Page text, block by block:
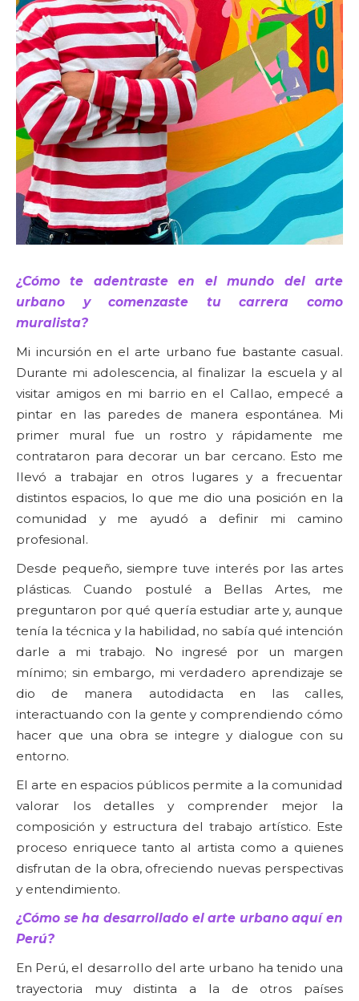
¿Cómo te adentraste en el mundo del arte
urbano y comenzaste tu carrera como
muralista?
Mi incursión en el arte urbano fue bastante casual.
Durante mi adolescencia, al finalizar la escuela y al
visitar amigos en mi barrio en el Callao, empecé a
pintar en las paredes de manera espontánea. Mi
primer mural fue un rostro y rápidamente me
contrataron para decorar un bar cercano. Esto me
llevó a trabajar en otros lugares y a frecuentar
distintos espacios, lo que me dio una posición en la
comunidad y me ayudó a definir mi camino
profesional.
Desde pequeño, siempre tuve interés por las artes
plásticas. Cuando postulé a Bellas Artes, me
preguntaron por qué quería estudiar arte y, aunque
tenía la técnica y la habilidad, no sabía qué intención
darle a mi trabajo. No ingresé por un margen
mínimo; sin embargo, mi verdadero aprendizaje se
dio de manera autodidacta en las calles,
interactuando con la gente y comprendiendo cómo
hacer que una obra se integre y dialogue con su
entorno.
El arte en espacios públicos permite a la comunidad
valorar los detalles y comprender mejor la
composición y estructura del trabajo artístico. Este
proceso enriquece tanto al artista como a quienes
disfrutan de la obra, ofreciendo nuevas perspectivas
y entendimiento.
¿Cómo se ha desarrollado el arte urbano aquí en
Perú?
En Perú, el desarrollo del arte urbano ha tenido una
trayectoria muy distinta a la de otros países